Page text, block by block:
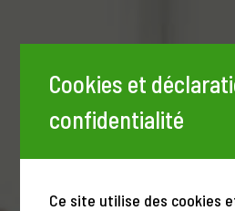
Cookies et
confidentialité
Ce site utilise des cookies